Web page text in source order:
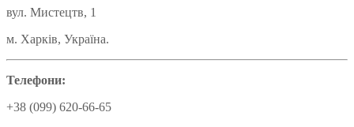
вул. Мистецтв, 1
м. Харків, Україна.
Телефони:
+38 (099) 620-66-65